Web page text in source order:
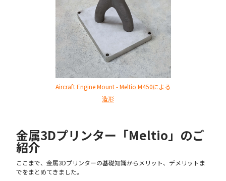
Aircraft Engine Mount - Meltio M450による
造形
金属3Dプリンター「Meltio」のご
紹介
ここまで、金属3Dプリンターの基礎知識からメリット、デメリットま
でをまとめてきました。